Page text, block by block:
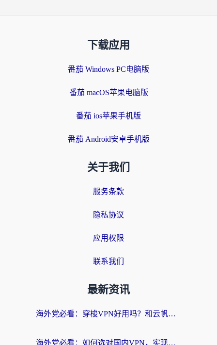
下载应用
番茄 Windows PC电脑版
番茄 macOS苹果电脑版
番茄 ios苹果手机版
番茄 Android安卓手机版
关于我们
服务条款
隐私协议
应用权限
联系我们
最新资讯
海外党必看：穿梭VPN好用吗？和云帆VPN对比哪个回国效果更好？附真实测评+避坑指南
海外党必看：如何选对国内VPN，实现无缝访问国内资源？